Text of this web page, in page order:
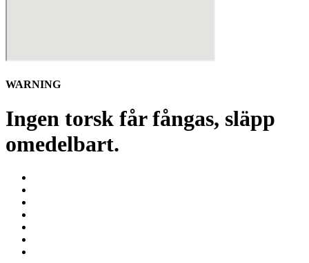
WARNING
Ingen torsk får fångas, släpp
omedelbart.